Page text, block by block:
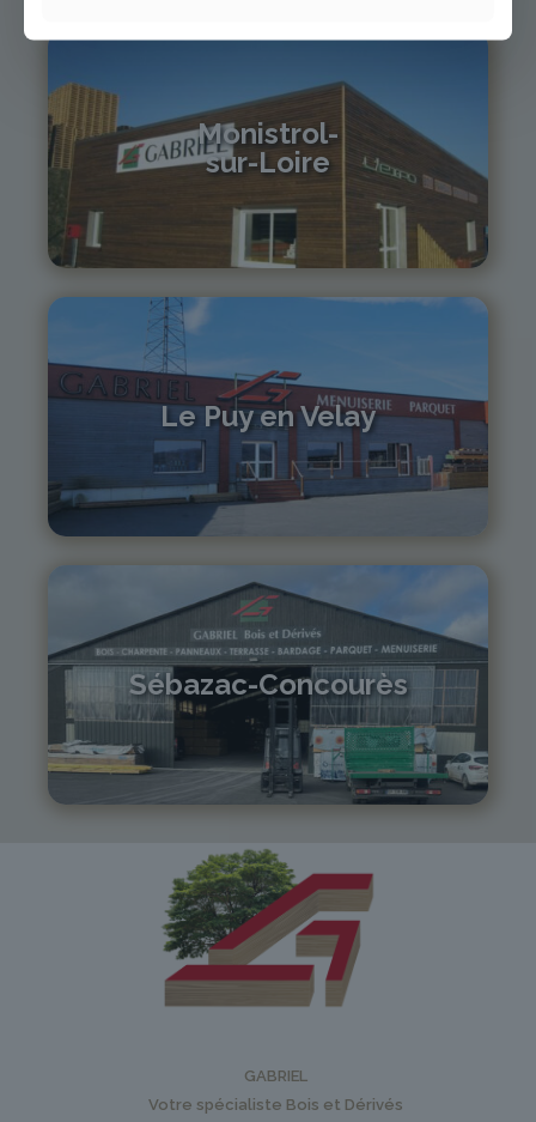
Monistrol-
sur-Loire
monistrol@gabriel-sa.fr
Le Puy en Velay
04 71 01 13 30
lepuy@gabriel-sa.fr
Sébazac-Concourès
05 81 55 83 89
monistrol@gabriel-sa.fr
GABRIEL
Votre spécialiste Bois et Dérivés